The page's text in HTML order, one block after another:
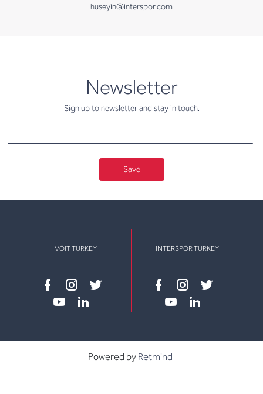
huseyin@interspor.com
Newsletter
Sign up to newsletter and stay in touch.
newsletter
Save
VOIT TURKEY
Facebook
instagram
twitter
INTERSPOR TURKEY
Facebook
instagram
twitter
Powered by Retmind